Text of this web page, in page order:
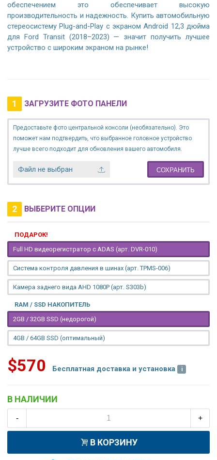
обеспечением это обеспечивает высокую
производительность и надежность. Купить автомобильную
стереосистему Plug-and-Play с экраном Android 12,3 дюйма
для Ford Transit (2018–2023) — значит получить лучшее
устройство с широким экраном на рынке!
1 ЗАГРУЗИТЕ ФОТО ПАНЕЛИ
Предоставьте фото центральной консоли (необязательно). Это
поможет нам подтвердить, что выбранное головное устройство
лучше всего подходит для обновления вашего автомобиля.
Файл не выбран СОХРАНИТЬ
2 ВЫБЕРИТЕ ОПЦИИ
ПОДАРОК!
Full HD видеорегистратор с ADAS (арт. DVR-010)
Система контроля давления в шинах (арт. TPMS-006)
Камера заднего вида AHD 1080P (арт. S303b)
RAM / SSD НАКОПИТЕЛЬ
2GB / 32GB SSD (недорогой)
4GB / 64GB SSD (оптимальный)
$570 Бесплатная доставка и установка
В НАЛИЧИИ
- +
В КОРЗИНУ